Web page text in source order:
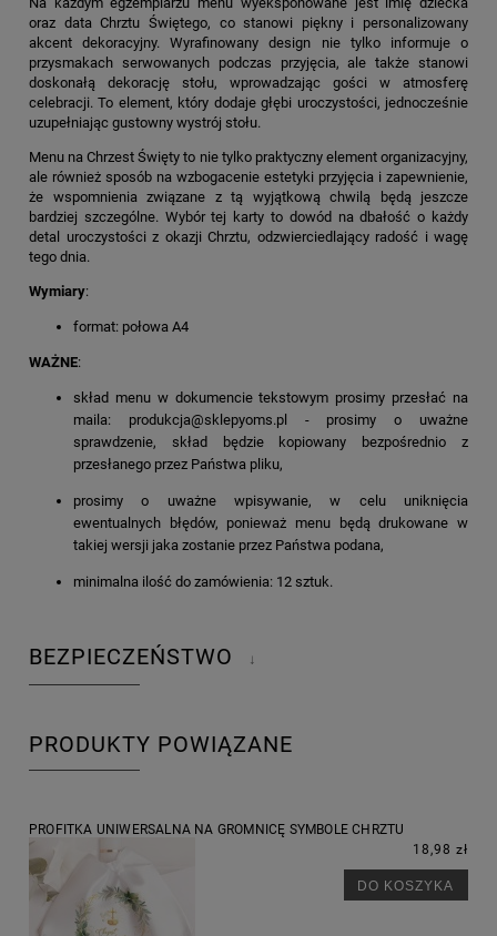
oraz data Chrztu Świętego, co stanowi piękny i personalizowany
akcent dekoracyjny. Wyrafinowany design nie tylko informuje o
przysmakach serwowanych podczas przyjęcia, ale także stanowi
doskonałą dekorację stołu, wprowadzając gości w atmosferę
celebracji. To element, który dodaje głębi uroczystości, jednocześnie
uzupełniając gustowny wystrój stołu.
Menu na Chrzest Święty to nie tylko praktyczny element organizacyjny,
ale również sposób na wzbogacenie estetyki przyjęcia i zapewnienie,
że wspomnienia związane z tą wyjątkową chwilą będą jeszcze
bardziej szczególne. Wybór tej karty to dowód na dbałość o każdy
detal uroczystości z okazji Chrztu, odzwierciedlający radość i wagę
tego dnia.
Wymiary:
format: połowa A4
WAŻNE:
skład menu w dokumencie tekstowym prosimy przesłać na
maila: produkcja@sklepyoms.pl - prosimy o uważne
sprawdzenie, skład będzie kopiowany bezpośrednio z
przesłanego przez Państwa pliku,
prosimy o uważne wpisywanie, w celu uniknięcia
ewentualnych błędów, ponieważ menu będą drukowane w
takiej wersji jaka zostanie przez Państwa podana,
minimalna ilość do zamówienia: 12 sztuk.
BEZPIECZEŃSTWO ↓
PRODUKTY POWIĄZANE
PROFITKA UNIWERSALNA NA GROMNICĘ SYMBOLE CHRZTU
18,98 zł
DO KOSZYKA